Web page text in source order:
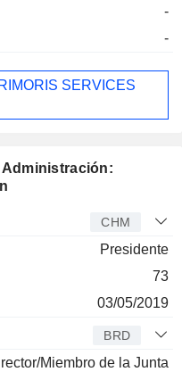
-
-
SERVICES
CHM
Presidente
73
03/05/2019
BRD
Miembro de la Junta